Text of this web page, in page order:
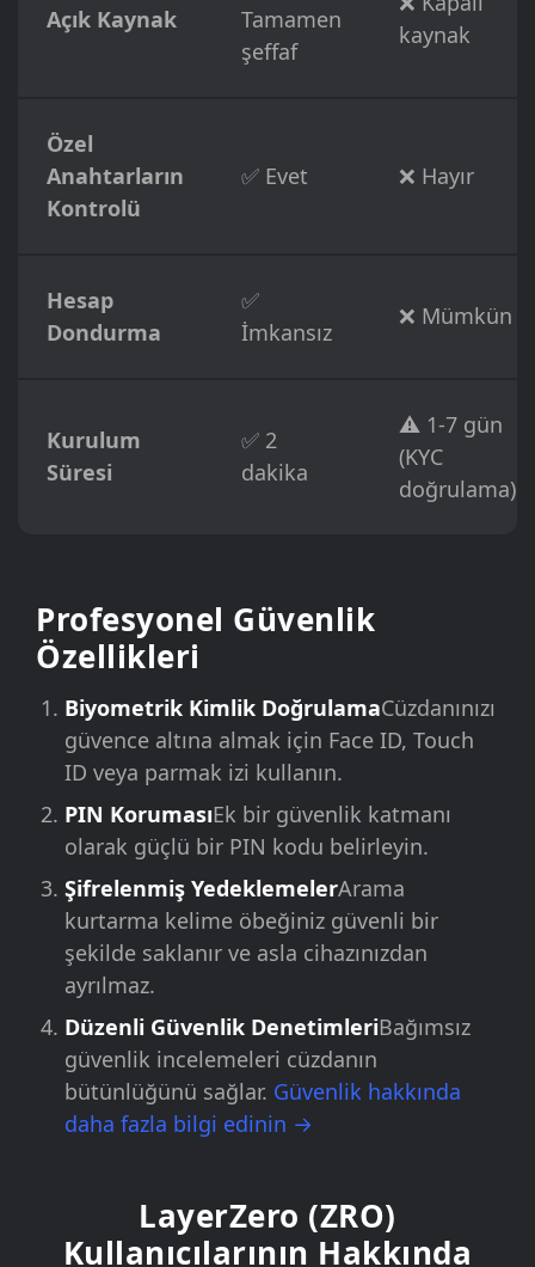
Açık Kaynak
Tamamen
şeffaf
kaynak
Özel
Anahtarların
Kontrolü
✅ Evet ❌ Hayır
Hesap
Dondurma
✅
İmkansız
❌ Mümkün
Kurulum
Süresi
✅ 2
dakika
⚠️ 1-7 gün
(KYC
doğrulama)
Profesyonel Güvenlik
Özellikleri
Biyometrik Kimlik DoğrulamaCüzdanınızı
güvence altına almak için Face ID, Touch
ID veya parmak izi kullanın.
PIN KorumasıEk bir güvenlik katmanı
olarak güçlü bir PIN kodu belirleyin.
Şifrelenmiş YedeklemelerArama
kurtarma kelime öbeğiniz güvenli bir
şekilde saklanır ve asla cihazınızdan
ayrılmaz.
Düzenli Güvenlik DenetimleriBağımsız
güvenlik incelemeleri cüzdanın
bütünlüğünü sağlar. Güvenlik hakkında
daha fazla bilgi edinin →
LayerZero (ZRO)
Kullanıcılarının Hakkında